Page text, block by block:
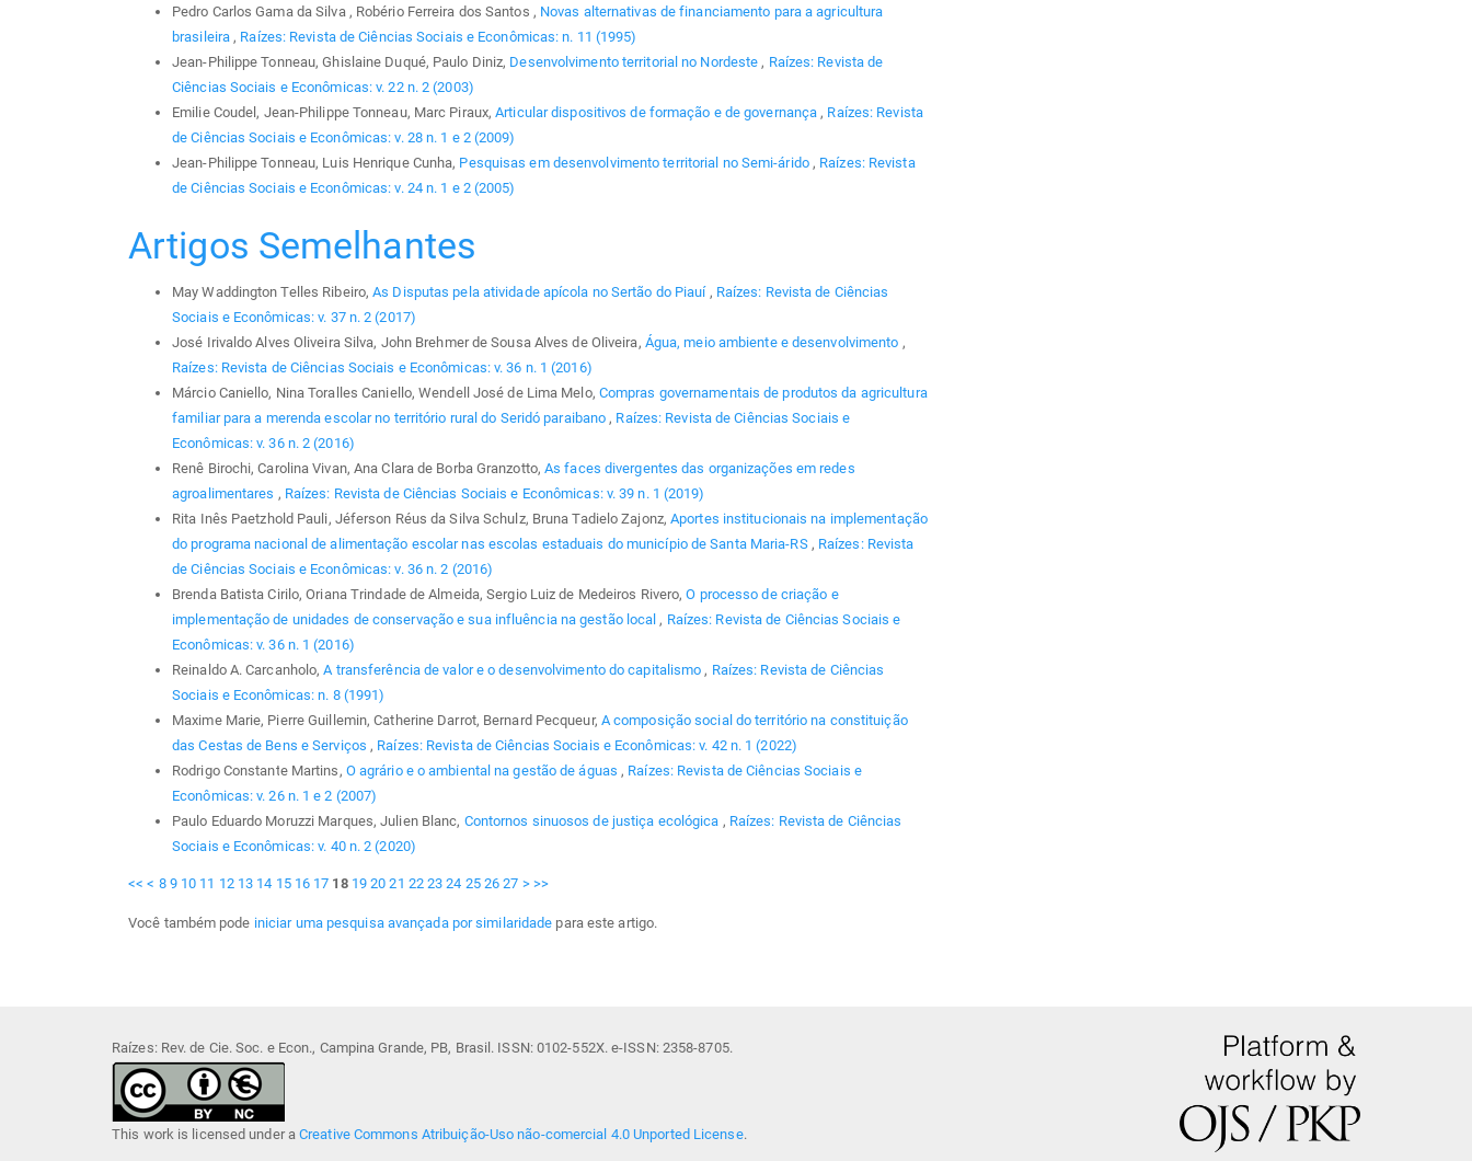
Pedro Carlos Gama da Silva , Robério Ferreira dos Santos , Novas alternativas de financiamento para a agricultura
brasileira, Raízes: Revista de Ciências Sociais e Econômicas: n. 11 (1995)
Jean-Philippe Tonneau, Ghislaine Duqué, Paulo Diniz, Desenvolvimento territorial no Nordeste, Raízes: Revista de
Ciências Sociais e Econômicas: v. 22 n. 2 (2003)
Emilie Coudel, Jean-Philippe Tonneau, Marc Piraux,Articular dispositivos de formação e de governança, Raízes: Revista
de Ciências Sociais e Econômicas: v. 28 n. 1 e 2 (2009)
Jean-Philippe Tonneau, Luis Henrique Cunha, Pesquisas em desenvolvimento territorial no Semi-árido , Raízes: Revista
de Ciências Sociais e Econômicas: v. 24 n. 1 e 2 (2005)
Artigos Semelhantes
May Waddington Telles Ribeiro,As Disputas pela atividade apícola no Sertão do Piauí , Raízes: Revista de Ciências
Sociais e Econômicas: v. 37 n. 2 (2017)
José Irivaldo Alves Oliveira Silva, John Brehmer de Sousa Alves de Oliveira, Água, meio ambiente e desenvolvimento ,
Raízes: Revista de Ciências Sociais e Econômicas: v. 36 n. 1 (2016)
Márcio Caniello, Nina Toralles Caniello, Wendell José de Lima Melo, Compras governamentais de produtos da agricultura
familiar para a merenda escolar no território rural do Seridó paraibano , Raízes: Revista de Ciências Sociais e
Econômicas: v. 36 n. 2 (2016)
Renê Birochi, Carolina Vivan, Ana Clara de Borba Granzotto,As faces divergentes das organizações em redes
agroalimentares , Raízes: Revista de Ciências Sociais e Econômicas: v. 39 n. 1 (2019)
Rita Inês Paetzhold Pauli, Jéferson Réus da Silva Schulz, Bruna Tadielo Zajonz,Aportes institucionais na implementação
do programa nacional de alimentação escolar nas escolas estaduais do município de Santa Maria-RS , Raízes: Revista
de Ciências Sociais e Econômicas: v. 36 n. 2 (2016)
Brenda Batista Cirilo, Oriana Trindade de Almeida, Sergio Luiz de Medeiros Rivero,O processo de criação e
implementação de unidades de conservação e sua influência na gestão local , Raízes: Revista de Ciências Sociais e
Econômicas: v. 36 n. 1 (2016)
Reinaldo A. Carcanholo,A transferência de valor e o desenvolvimento do capitalismo , Raízes: Revista de Ciências
Sociais e Econômicas: n. 8 (1991)
Maxime Marie, Pierre Guillemin, Catherine Darrot, Bernard Pecqueur, A composição social do território na constituição
das Cestas de Bens e Serviços , Raízes: Revista de Ciências Sociais e Econômicas: v. 42 n. 1 (2022)
Rodrigo Constante Martins, O agrário e o ambiental na gestão de águas , Raízes: Revista de Ciências Sociais e
Econômicas: v. 26 n. 1 e 2 (2007)
Paulo Eduardo Moruzzi Marques, Julien Blanc, Contornos sinuosos de justiça ecológica , Raízes: Revista de Ciências
Sociais e Econômicas: v. 40 n. 2 (2020)
<< < 8 9 10 11 12 13 14 15 16 17 18 19 20 21 22 23 24 25 26 27 > >>
Você também pode iniciar uma pesquisa avançada por similaridade para este artigo.
Raízes: Rev. de Cie. Soc. e Econ., Campina Grande, PB, Brasil. ISSN: 0102-552X. e-ISSN: 2358-8705.
This work is licensed under aCreative Commons Atribuição-Uso não-comercial 4.0 Unported License.